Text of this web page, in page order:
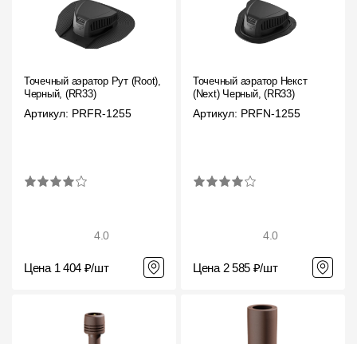
Точечный аэратор Рут (Root),
Черный, (RR33)
Артикул: PRFR-1255
4.0
Цена 1 404 ₽/шт
Точечный аэратор Некст
(Next) Черный, (RR33)
Артикул: PRFN-1255
4.0
Цена 2 585 ₽/шт